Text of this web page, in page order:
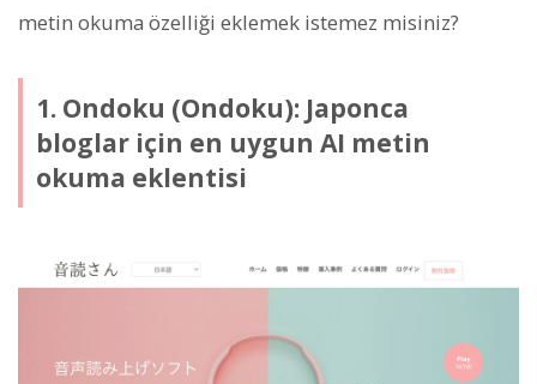
metin okuma özelliği eklemek istemez misiniz?
1. Ondoku (Ondoku): Japonca
bloglar için en uygun AI metin
okuma eklentisi